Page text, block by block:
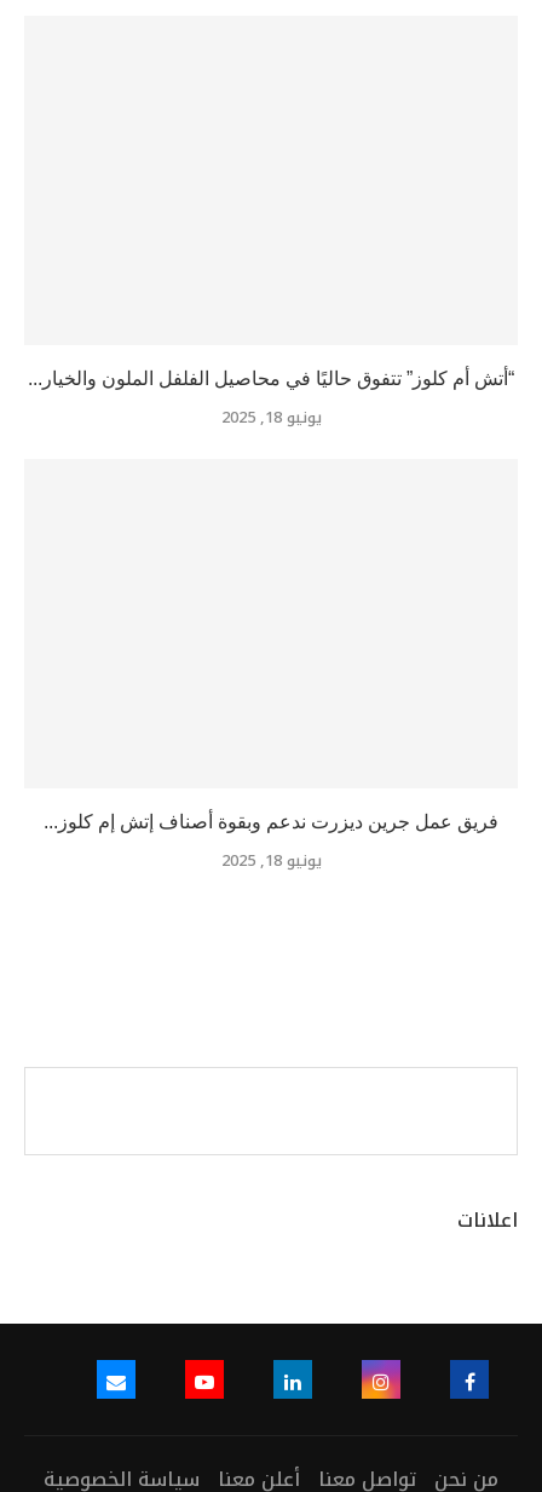
“أتش أم كلوز” تتفوق حاليًا في محاصيل الفلفل الملون والخيار...
يونيو 18, 2025
فريق عمل جرين ديزرت ندعم وبقوة أصناف إتش إم كلوز...
يونيو 18, 2025
اعلانات
من نحن تواصل معنا أعلن معنا سياسة الخصوصية